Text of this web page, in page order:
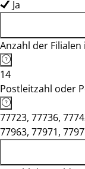
Ja
Anzahl der
14
Postleitzahl oder
77723, 77736,
77963, 77971,